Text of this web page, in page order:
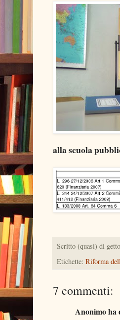
alla scuola
Scritto (quasi) di
Etichette: Riforma
7 commenti:
Anonimo ha